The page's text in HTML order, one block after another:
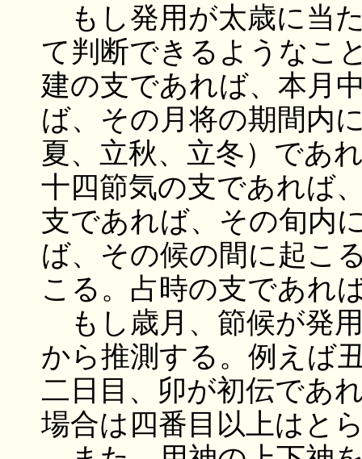
もし発用が太歳に当
て判断できるようなこ
建の支であれば、本月
ば、その月将の期間内
夏、立秋、立冬）であ
十四節気の支であれば
支であれば、その旬内
ば、その候の間に起こ
こる。占時の支であれ
もし歳月、節候が発
から推測する。例えば
二日目、卯が初伝であ
場合は四番目以上はと